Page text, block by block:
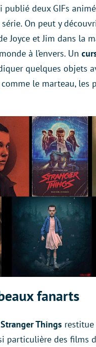
publié deux GIFs
série. On peut y
Joyce et Jim dans la
à l’envers. Un
quelques objets
le marteau, les
fanarts
Things
particulière des films